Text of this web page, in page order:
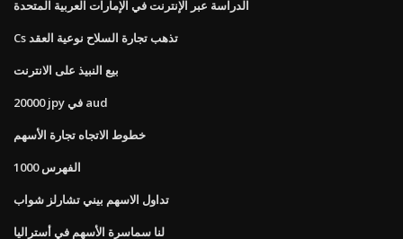
الدراسة عبر الإنترنت في الإمارات العربية المتحدة
Cs تذهب تجارة السلاح نوعية العقد
بيع النبيذ على الانترنت
20000 jpy في aud
خطوط الاتجاه تجارة الأسهم
الفهرس 1000
تداول الاسهم بيني تشارلز شواب
لنا سماسرة الأسهم في أستراليا